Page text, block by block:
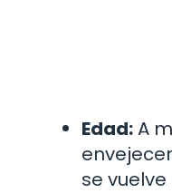
Edad:A
se